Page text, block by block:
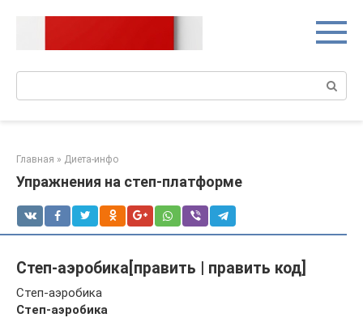
Главная » Диета-инфо
Упражнения на степ-платформе
Степ-аэробика[править | править код]
Степ-аэробика
Степ-аэробика